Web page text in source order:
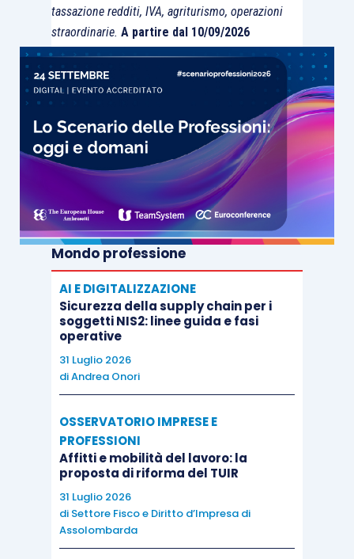
tassazione redditi, IVA, agriturismo, operazioni
straordinarie. A partire dal 10/09/2026
Mondo professione
AI E DIGITALIZZAZIONE
Sicurezza della supply chain per i
soggetti NIS2: linee guida e fasi
operative
31 Luglio 2026
diAndrea Onori
OSSERVATORIO IMPRESE E
PROFESSIONI
Affitti e mobilità del lavoro: la
proposta di riforma del TUIR
31 Luglio 2026
di Settore Fisco e Diritto d’Impresa di
Assolombarda